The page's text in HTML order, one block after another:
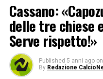
Cassano:
delle tre chiese
Serve rispetto!»
Published 5 anni ago on
By Redazione